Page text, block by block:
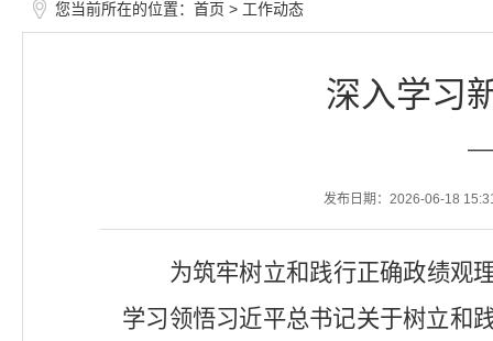
您当前所在的位置： 首页 > 工作动态
深入学习
发布日期：2026-06-18
为筑牢树立和践行正确政绩观
学习领悟习近平总书记关于树立和